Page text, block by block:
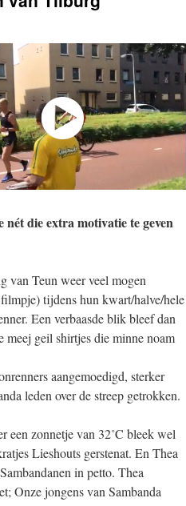
die extra motivatie te geven
van Teun weer veel mogen
tijdens hun kwart/halve/hele
Een verbaasde blik bleef dan
meej geil shirtjes die minne noam
aangemoedigd, sterker
leden over de streep getrokken.
een zonnetje van 32˚C bleek wel
Lieshouts gerstenat. En Thea
in petto. Thea
Onze jongens van Sambanda